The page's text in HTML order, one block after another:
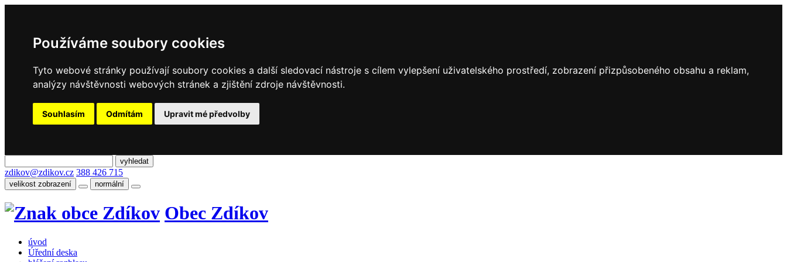
Používáme soubory cookies
Tyto webové stránky používají soubory cookies a další sledovací nástroje s cílem vylepšení uživatelského prostředí, zobrazení přizpůsobeného obsahu a reklam,
analýzy návštěvnosti webových stránek a zjištění zdroje návštěvnosti.
Souhlasím Odmítám Upravit mé předvolby
zdikov@zdikov.cz 388 426 715
velikost zobrazení normální
Obec Zdíkov
úvod
Úřední deska